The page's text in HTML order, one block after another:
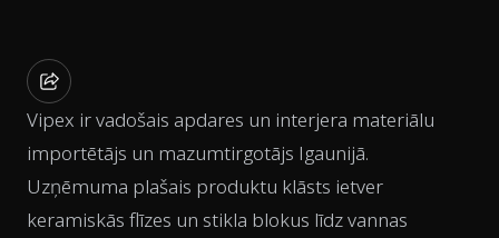
Vipex ir vadošais apdares un interjera materiālu
importētājs un mazumtirgotājs Igaunijā.
Uzņēmuma plašais produktu klāsts ietver
keramiskās flīzes un stikla blokus līdz vannas